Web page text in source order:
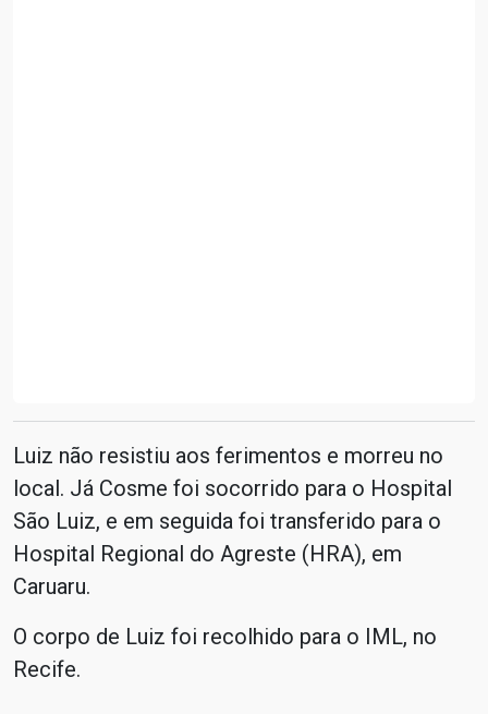
Luiz não resistiu aos ferimentos e morreu no
local. Já Cosme foi socorrido para o Hospital
São Luiz, e em seguida foi transferido para o
Hospital Regional do Agreste (HRA), em
Caruaru.
O corpo de Luiz foi recolhido para o IML, no
Recife.